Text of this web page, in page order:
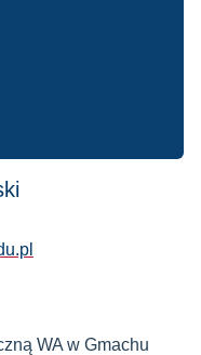
WA w Gmachu